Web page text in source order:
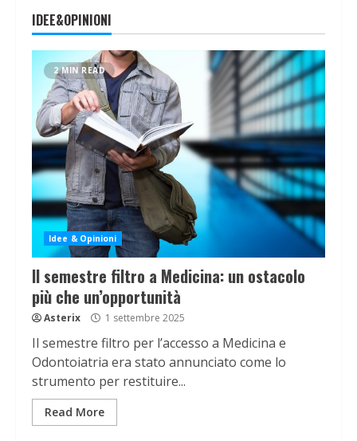
IDEE&OPINIONI
2 MIN READ
Idee & Opinioni
Il semestre filtro a Medicina: un ostacolo
più che un’opportunità
Asterix 1 settembre 2025
Il semestre filtro per l’accesso a Medicina e
Odontoiatria era stato annunciato come lo
strumento per restituire...
Read More